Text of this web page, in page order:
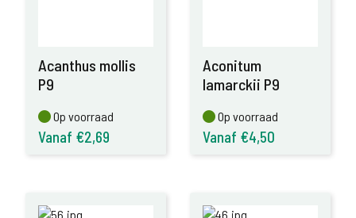
Acanthus mollis
P9
Op voorraad
Op voorraad
Vanaf €2,69
Aconitum
lamarckii P9
Op voorraad
Op voorraad
Vanaf €4,50